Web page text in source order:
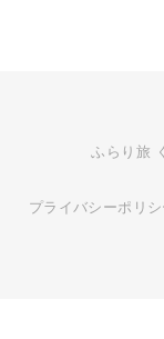
ふらり旅
プライバシーポリ